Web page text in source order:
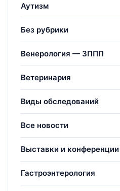
Аутизм
Без рубрики
Венерология — ЗППП
Ветеринария
Виды обследований
Все новости
Выставки и конференции
Гастроэнтерология